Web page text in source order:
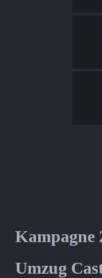
Kampagne
Umzug